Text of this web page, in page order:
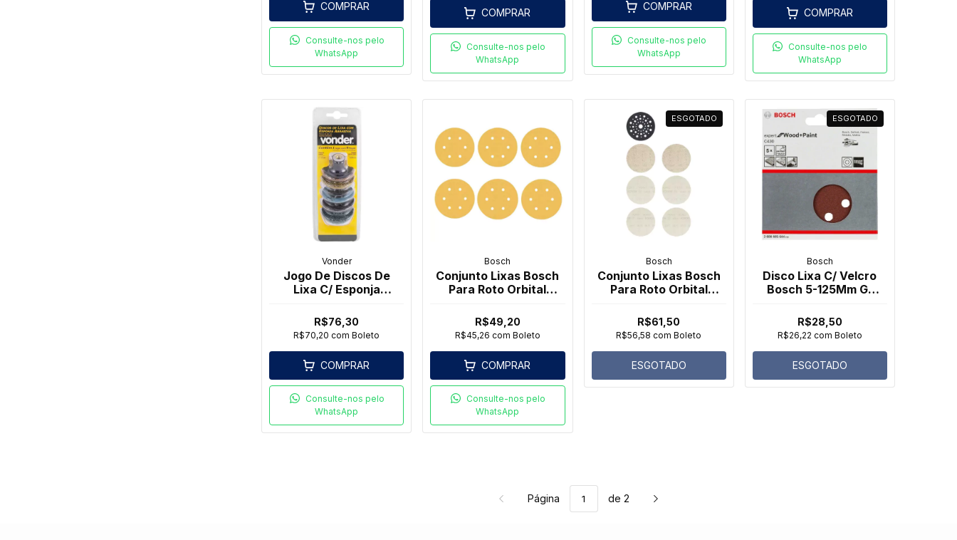
COMPRAR
Consulte-nos pelo
WhatsApp
COMPRAR
Consulte-nos pelo
WhatsApp
COMPRAR
Consulte-nos pelo
WhatsApp
COMPRAR
Consulte-nos pelo
WhatsApp
Vonder
Jogo De Discos De
Lixa C/ Esponja
Vonder
R$76,30
R$70,20com Boleto
COMPRAR
Consulte-nos pelo
WhatsApp
Bosch
Conjunto Lixas Bosch
Para Roto Orbital
peças
R$49,20
R$45,26 com Boleto
COMPRAR
Consulte-nos pelo
WhatsApp
ESGOTADO
Bosch
Conjunto Lixas Bosch
Para Roto Orbital
peças
R$61,50
R$56,58com Boleto
ESGOTADO
ESGOTADO
Bosch
Disco Lixa C/ Velcro
Bosch 5-125Mm G-
R$28,50
R$26,22 com Boleto
ESGOTADO
Página de 2